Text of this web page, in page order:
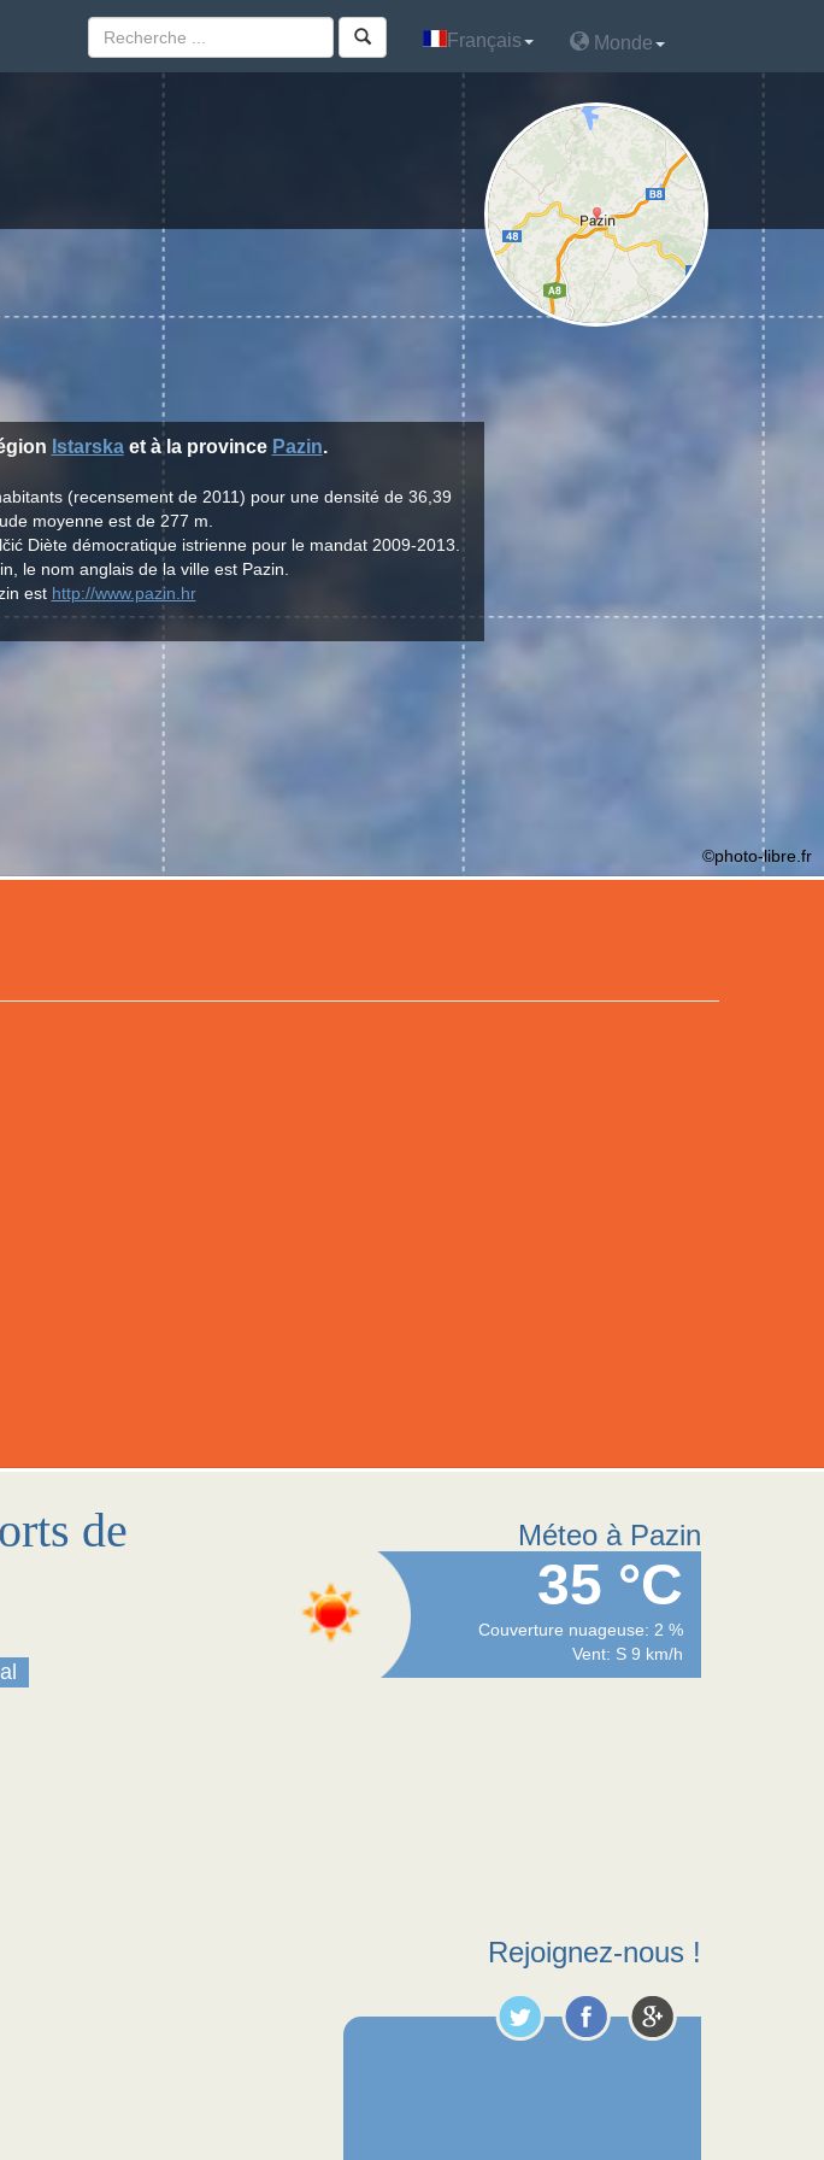
Français Monde
Istarskaet à la province Pazin.
(recensement de 2011) pour une densité de 36,39
moyenne est de 277 m.
Diète démocratique istrienne pour le mandat 2009-2013.
le nom anglais de la ville est Pazin.
est http://www.pazin.hr
©photo-libre.fr
de
Méteo à Pazin
35 °C
Couverture nuageuse: 2 %
Vent: S 9 km/h
Rejoignez-nous !
Français Monde